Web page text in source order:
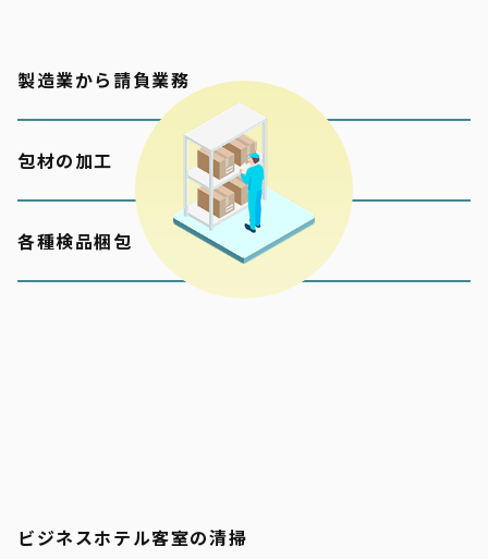
製造業から請負業務
包材の加工
各種検品梱包
ビジネスホテル客室の清掃